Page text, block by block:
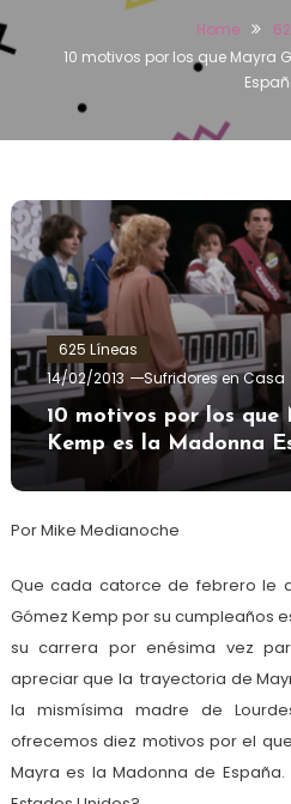
Home
10 motivos por los que Mayra
625 Líneas
14/02/2013
Sufridores en Casa
10 motivos por los que
Kemp es la Madonna
Por Mike Medianoche
Que cada catorce de febrero le
Gómez Kemp por su cumpleaños
su carrera por enésima vez
apreciar que la trayectoria de
la mismísima madre de
ofrecemos diez motivos por el
Mayra es la Madonna de